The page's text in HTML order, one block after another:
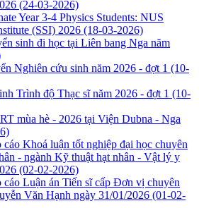
(24-03-2026)
Year 3-4 Physics Students: NUS
(SSI) 2026 (18-03-2026)
sinh đi học tại Liên bang Nga năm
Nghiên cứu sinh năm 2026 - đợt 1 (10-
Trình độ Thạc sĩ năm 2026 - đợt 1 (10-
mùa hè - 2026 tại Viện Dubna - Nga
Khoá luận tốt nghiệp đại học chuyên
- ngành Kỹ thuật hạt nhân - Vật lý y
(02-02-2026)
Luận án Tiến sĩ cấp Đơn vị chuyên
Văn Hạnh ngày 31/01/2026 (01-02-